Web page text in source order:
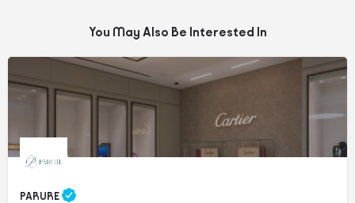
You May Also Be Interested In
PARURE